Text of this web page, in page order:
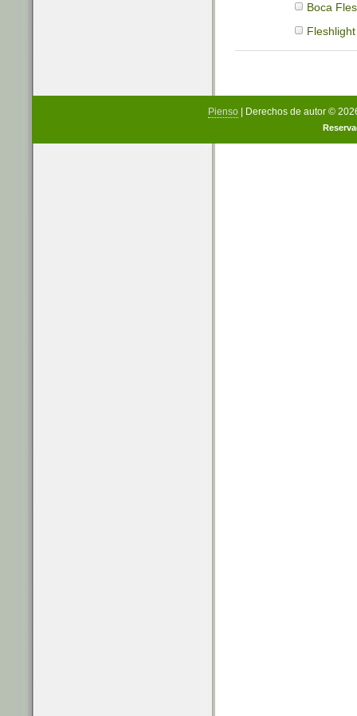
Boca
Pienso | Derechos de autor ©